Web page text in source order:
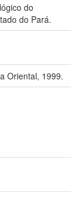
do
do Pará.
Oriental, 1999.